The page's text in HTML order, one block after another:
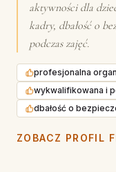
aktywności dla
kadry, dbałość o
podczas zajęć.
profesjonalna
wykwalifikowana i
dbałość o
ZOBACZ PROFIL